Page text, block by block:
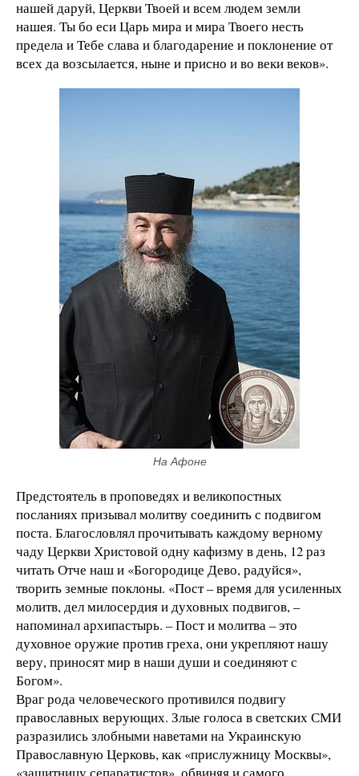
нашей даруй, Церкви Твоей и всем людем земли
нашея. Ты бо еси Царь мира и мира Твоего несть
предела и Тебе слава и благодарение и поклонение от
всех да возсылается, ныне и присно и во веки веков».
На Афоне
Предстоятель в проповедях и великопостных
посланиях призывал молитву соединить с подвигом
поста. Благословлял прочитывать каждому верному
чаду Церкви Христовой одну кафизму в день, 12 раз
читать Отче наш и «Богородице Дево, радуйся»,
творить земные поклоны. «Пост – время для усиленных
молитв, дел милосердия и духовных подвигов, –
напоминал архипастырь. – Пост и молитва – это
духовное оружие против греха, они укрепляют нашу
веру, приносят мир в наши души и соединяют с
Богом».
Враг рода человеческого противился подвигу
православных верующих. Злые голоса в светских СМИ
разразились злобными наветами на Украинскую
Православную Церковь, как «прислужницу Москвы»,